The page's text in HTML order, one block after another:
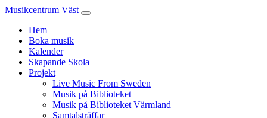
Musikcentrum Väst
Hem
Boka musik
Kalender
Skapande Skola
Projekt
Live Music From Sweden
Musik på Biblioteket
Musik på Biblioteket Värmland
Samtalsträffar